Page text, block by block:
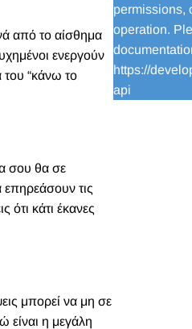
από το αίσθημα
ενεργούν
του “κάνω το
σου θα σε
επηρεάσουν τις
κάτι έκανες
μπορεί να μη σε
είναι η μεγάλη
permissions,
operation.
https://
api